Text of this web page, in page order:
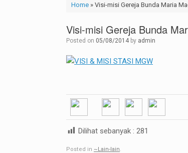
Home» Visi-misi Gereja Bunda Maria
Visi-misi Gereja Bunda
Posted on 05/08/2014 by admin
Dilihat sebanyak : 281
Posted in ~Lain-lain